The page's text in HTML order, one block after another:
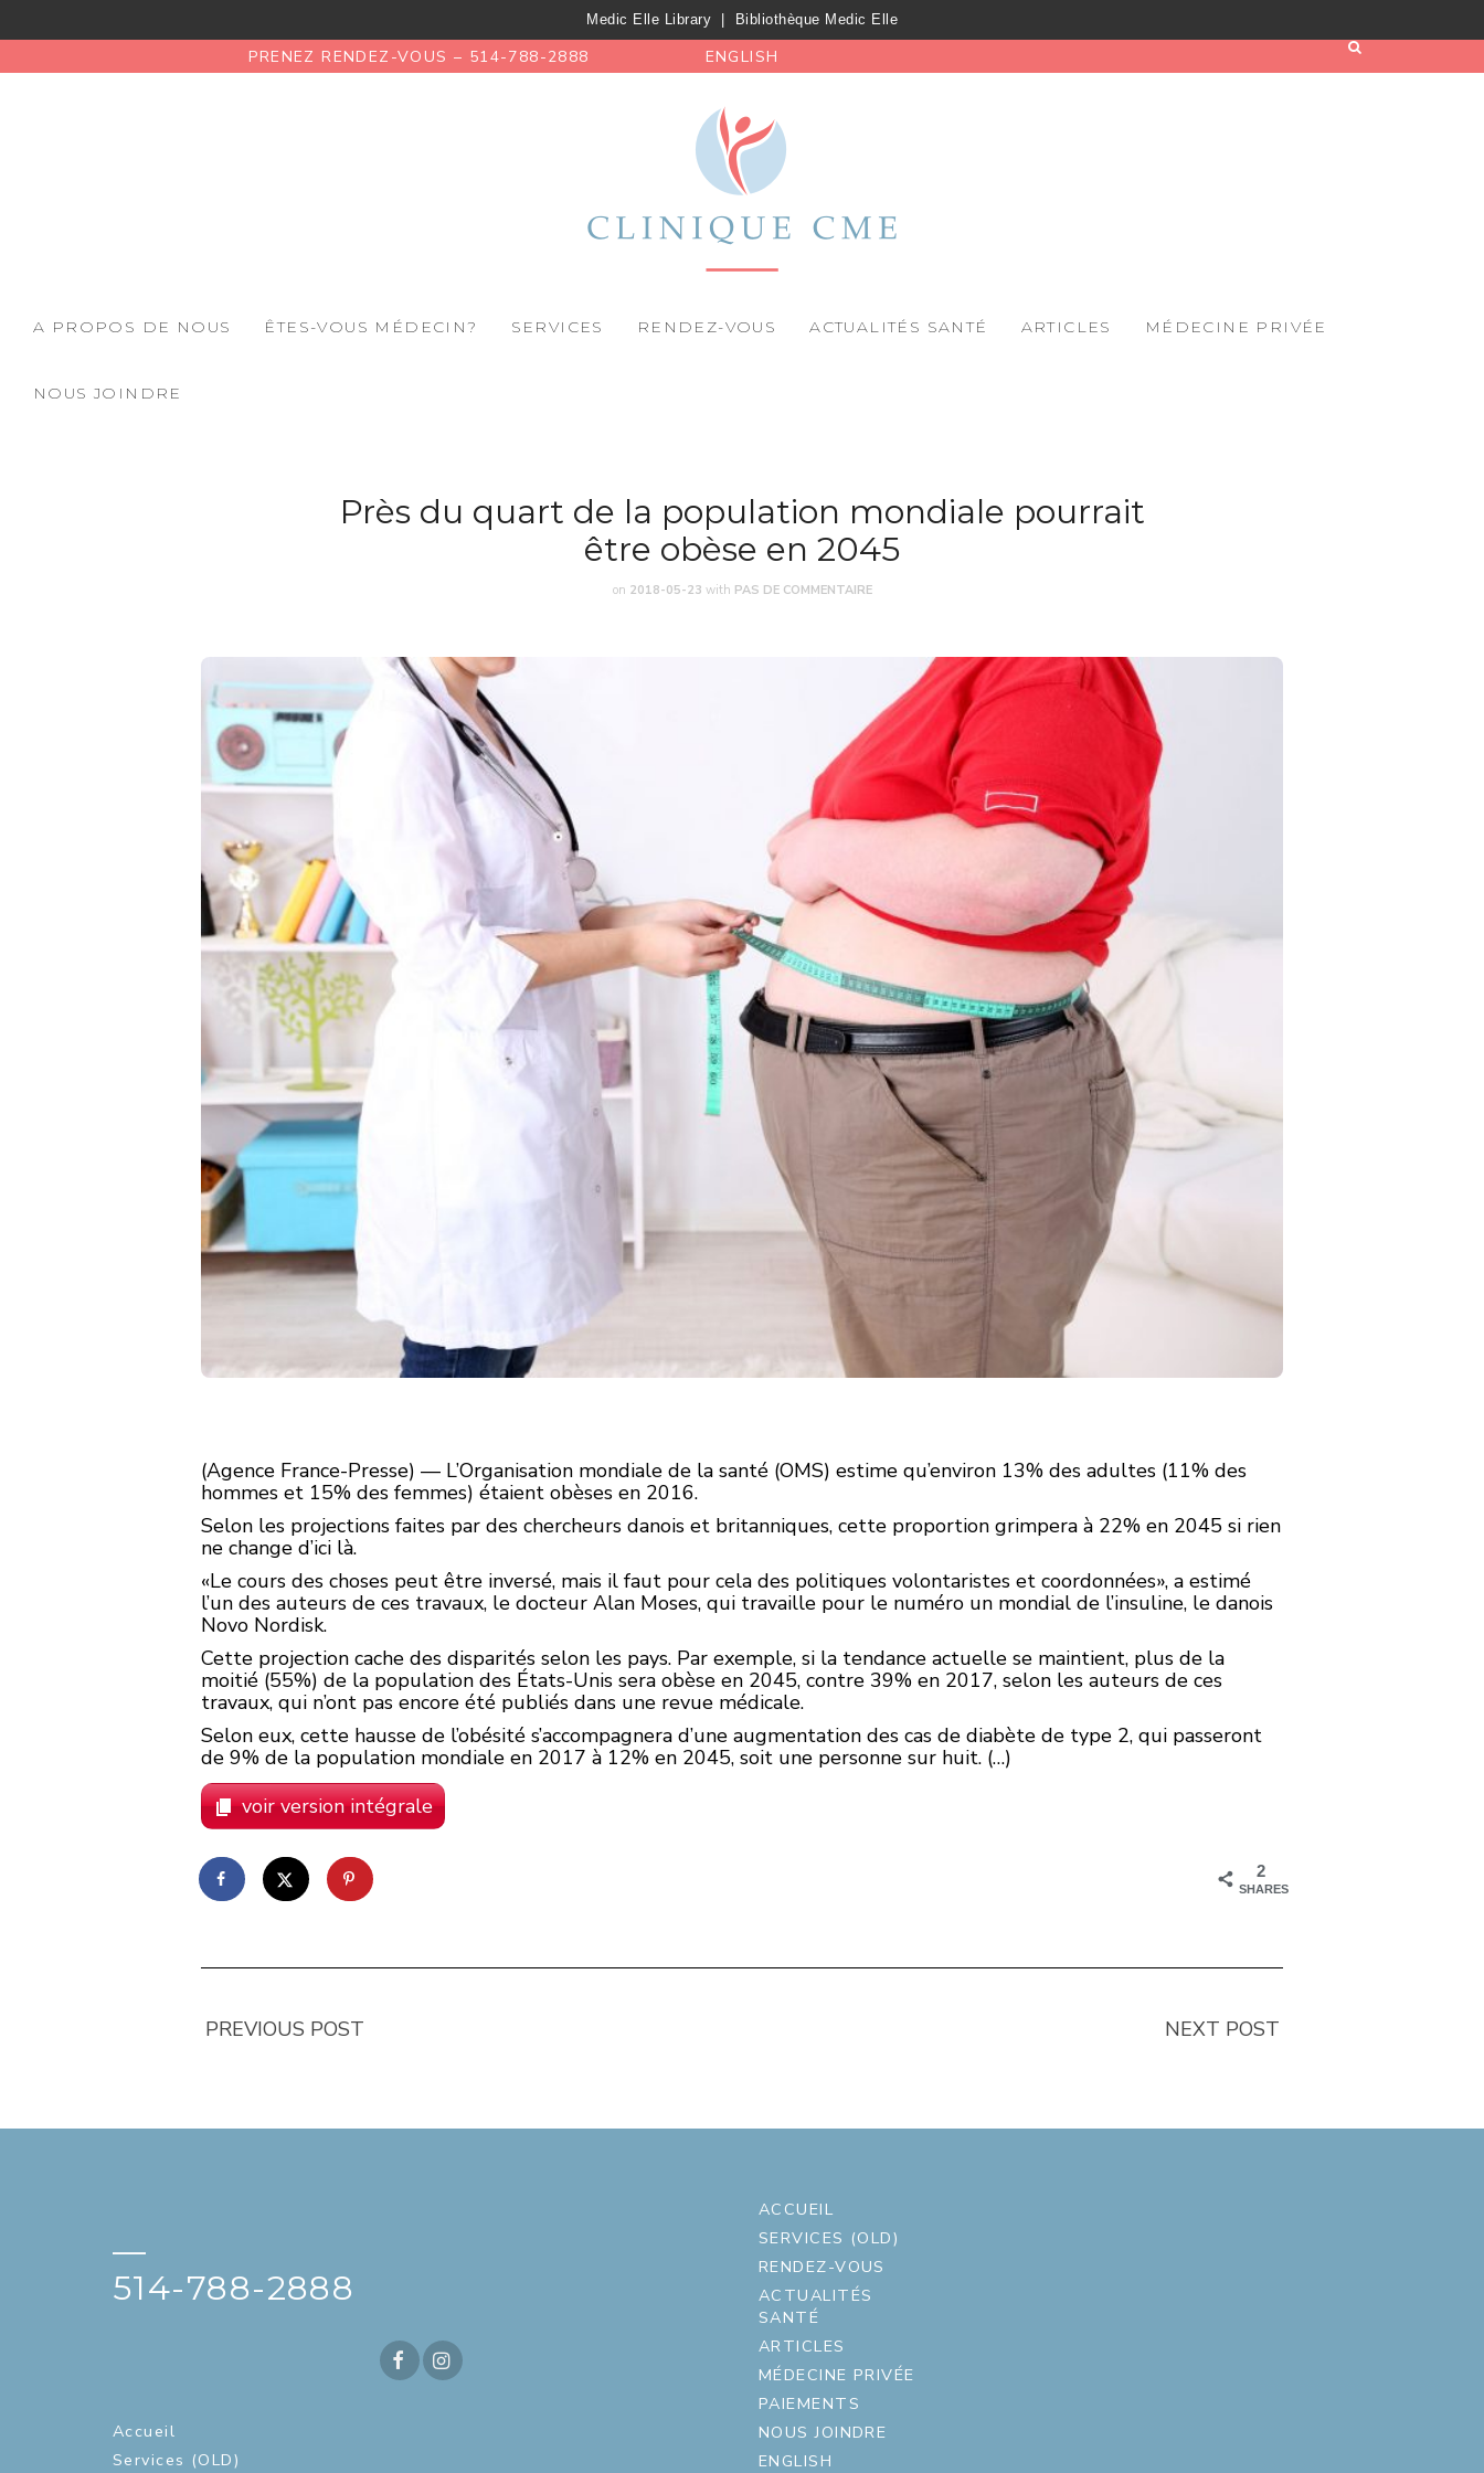
Medic Elle Library Bibliothèque Medic Elle
PRENEZ RENDEZ-VOUS – 514-788-2888 ENGLISH
A PROPOS DE NOUS ÊTES-VOUS MÉDECIN? SERVICES RENDEZ-VOUS ACTUALITÉS SANTÉ ARTICLES MÉDECINE PRIVÉE
NOUS JOINDRE
Près du quart de la population mondiale pourrait
être obèse en 2045
on 2018-05-23 with PAS DE COMMENTAIRE
(Agence France-Presse) — L’Organisation mondiale de la santé (OMS) estime qu’environ 13% des adultes (11% des
hommes et 15% des femmes) étaient obèses en 2016.
Selon les projections faites par des chercheurs danois et britanniques, cette proportion grimpera à 22% en 2045 si rien
ne change d’ici là.
«Le cours des choses peut être inversé, mais il faut pour cela des politiques volontaristes et coordonnées», a estimé
l’un des auteurs de ces travaux, le docteur Alan Moses, qui travaille pour le numéro un mondial de l’insuline, le danois
Novo Nordisk.
Cette projection cache des disparités selon les pays. Par exemple, si la tendance actuelle se maintient, plus de la
moitié (55%) de la population des États-Unis sera obèse en 2045, contre 39% en 2017, selon les auteurs de ces
travaux, qui n’ont pas encore été publiés dans une revue médicale.
Selon eux, cette hausse de l’obésité s’accompagnera d’une augmentation des cas de diabète de type 2, qui passeront
de 9% de la population mondiale en 2017 à 12% en 2045, soit une personne sur huit. (…)
voir version intégrale
2
SHARES
PREVIOUS POST NEXT POST
—
514-788-2888
Accueil
Services (OLD)
ACCUEIL
SERVICES (OLD)
RENDEZ-VOUS
ACTUALITÉS
SANTÉ
ARTICLES
MÉDECINE PRIVÉE
PAIEMENTS
NOUS JOINDRE
ENGLISH